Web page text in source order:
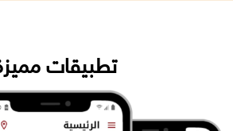
تطبيقات مميزة